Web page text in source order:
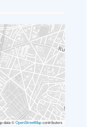
data ©OpenStreetMapcontributors